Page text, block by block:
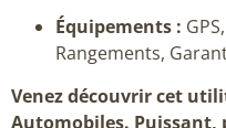
Équipements :
Rangements,
Venez découvrir cet
Automobiles.